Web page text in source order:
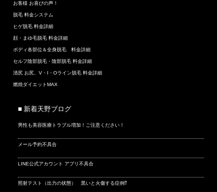
お客様 お喜びの声！
脱毛 料金システム
ヒゲ脱毛 料金詳細
顔・まゆ毛脱毛 料金詳細
ボディ各部位＆全身脱毛 料金詳細
セルフ陰部脱毛・陰部脱毛 料金詳細
清尻 お尻、V・I・Oライン脱毛 料金詳細
燃焼ダイエットMAX
■ 新着天野ブログ
男性も美容医療トラブル増加！ご注意ください！
メール予約不具合
LINE公式アカウント アプリ不具合
照射テスト（出力の状態） 黒いと火傷する症例⁉